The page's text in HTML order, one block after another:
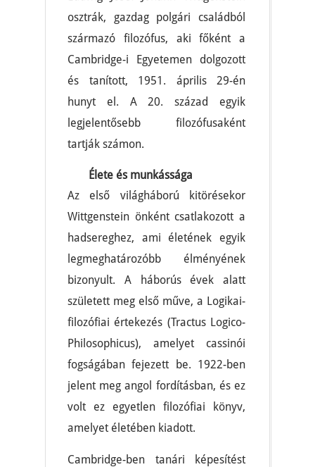
osztrák, gazdag polgári családból
származó filozófus, aki főként a
Cambridge-i Egyetemen dolgozott
és tanított, 1951. április 29-én
hunyt el. A 20. század egyik
legjelentősebb filozófusaként
tartják számon.
Élete és munkássága
Az első világháború kitörésekor
Wittgenstein önként csatlakozott a
hadsereghez, ami életének egyik
legmeghatározóbb élményének
bizonyult. A háborús évek alatt
született meg első műve, a Logikai-
filozófiai értekezés (Tractus Logico-
Philosophicus), amelyet cassinói
fogságában fejezett be. 1922-ben
jelent meg angol fordításban, és ez
volt ez egyetlen filozófiai könyv,
amelyet életében kiadott.
Cambridge-ben tanári képesítést